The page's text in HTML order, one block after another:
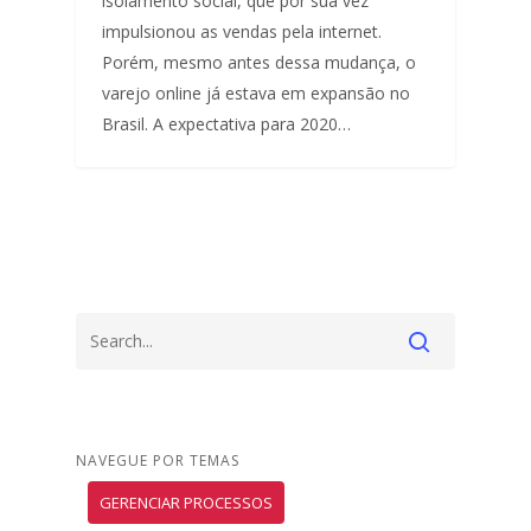
impulsionou as vendas pela internet.
Porém, mesmo antes dessa mudança, o
varejo online já estava em expansão no
Brasil. A expectativa para 2020…
NAVEGUE POR TEMAS
GERENCIAR PROCESSOS